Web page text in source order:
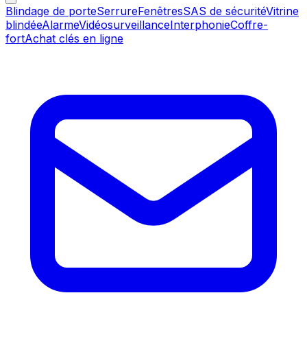
Blindage de porteSerrureFenêtresSAS de sécuritéVitrine
blindéeAlarmeVidéosurveillanceInterphonieCoffre-
fortAchat clés en ligne